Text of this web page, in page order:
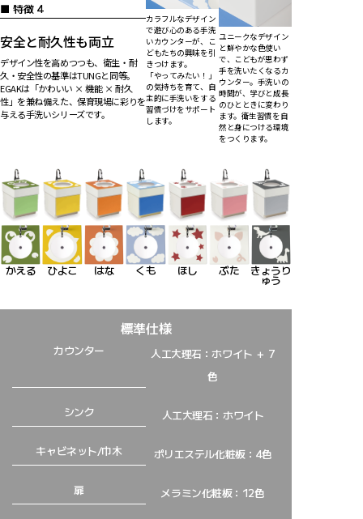
■ 特徴 4
安全と耐久性も両立
デザイン性を高めつつも、衛生・耐
久・安全性の基準はTUNGと同等。
EGAKは「かわいい × 機能 × 耐久
性」を兼ね備えた、保育現場に彩りを
与える手洗いシリーズです。
カラフルなデザイン
で遊び心のある手洗
いカウンターが、こ
どもたちの興味を引
きつけます。
「やってみたい！」
の気持ちを育て、自
主的に手洗いをする
習慣づけをサポート
します。
ユニークなデザイン
と鮮やかな色使い
で、こどもが思わず
手を洗いたくなるカ
ウンター。手洗いの
時間が、学びと成長
のひとときに変わり
ます。衛生習慣を自
然と身につける環境
をつくります。
かえる ひよこ はな くも ほし ぶた きょうり
ゅう
標準仕様
カウンター
人工大理石：ホワイト ＋ 7
色
シンク 人工大理石：ホワイト
キャビネット/巾木 ポリエステル化粧板：4色
扉 メラミン化粧板：12色